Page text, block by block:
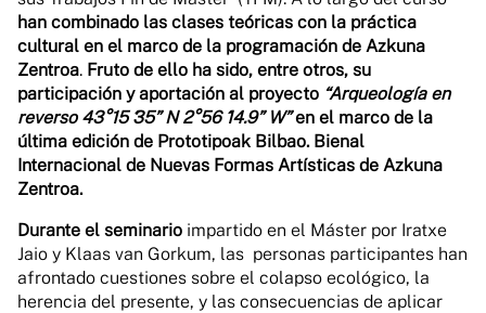
han combinado las clases teóricas con la práctica
cultural en el marco de la programación de Azkuna
Zentroa. Fruto de ello ha sido, entre otros, su
participación y aportación al proyecto “Arqueología en
reverso 43°15 ́35” N 2°56 ́14.9” W”en el marco de la
última edición de Prototipoak Bilbao. Bienal
Internacional de Nuevas Formas Artísticas de Azkuna
Zentroa.
Durante el seminario impartido en el Máster por Iratxe
Jaio y Klaas van Gorkum, las personas participantes han
afrontado cuestiones sobre el colapso ecológico, la
herencia del presente, y las consecuencias de aplicar